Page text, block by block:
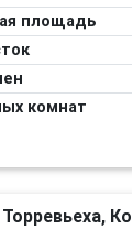
площадь
комнат
Торревьеха,